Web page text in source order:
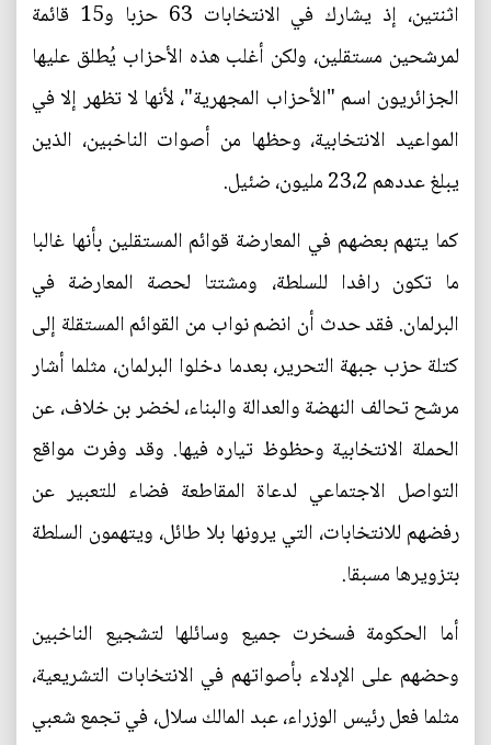
اثنتين، إذ يشارك في الانتخابات 63 حزبا و15 قائمة
لمرشحين مستقلين، ولكن أغلب هذه الأحزاب يُطلق عليها
الجزائريون اسم "الأحزاب المجهرية"، لأنها لا تظهر إلا في
المواعيد الانتخابية، وحظها من أصوات الناخبين، الذين
يبلغ عددهم 23،2 مليون، ضئيل.
كما يتهم بعضهم في المعارضة قوائم المستقلين بأنها غالبا
ما تكون رافدا للسلطة، ومشتتا لحصة المعارضة في
البرلمان. فقد حدث أن انضم نواب من القوائم المستقلة إلى
كتلة حزب جبهة التحرير، بعدما دخلوا البرلمان، مثلما أشار
مرشح تحالف النهضة والعدالة والبناء، لخضر بن خلاف، عن
الحملة الانتخابية وحظوظ تياره فيها. وقد وفرت مواقع
التواصل الاجتماعي لدعاة المقاطعة فضاء للتعبير عن
رفضهم للانتخابات، التي يرونها بلا طائل، ويتهمون السلطة
بتزويرها مسبقا.
أما الحكومة فسخرت جميع وسائلها لتشجيع الناخبين
وحضهم على الإدلاء بأصواتهم في الانتخابات التشريعية،
مثلما فعل رئيس الوزراء، عبد المالك سلال، في تجمع شعبي